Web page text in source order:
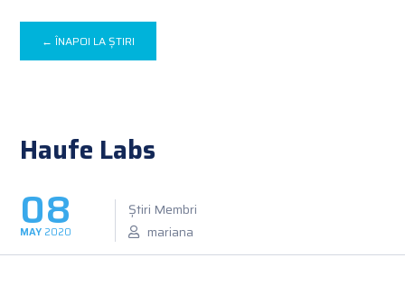
← ÎNAPOI LA ȘTIRI
Haufe Labs
08
MAY 2020
Știri Membri
mariana